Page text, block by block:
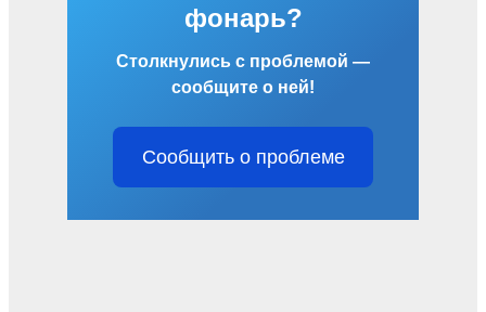
фонарь?
Столкнулись с проблемой —
сообщите о ней!
Сообщить о проблеме